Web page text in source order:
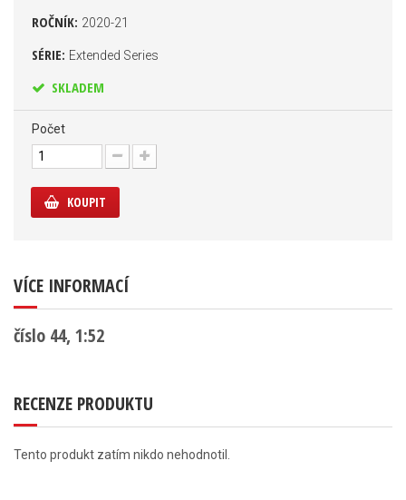
ROČNÍK: 2020-21
SÉRIE: Extended Series
SKLADEM
Počet
KOUPIT
VÍCE INFORMACÍ
číslo 44, 1:52
RECENZE PRODUKTU
Tento produkt zatím nikdo nehodnotil.